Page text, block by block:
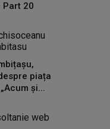
Part 20
piața
și...